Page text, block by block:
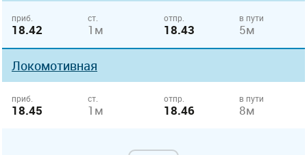
приб.
18.42
ст.
1м
отпр.
18.43
в пути
5м
Локомотивная
приб.
18.45
ст.
1м
отпр.
18.46
в пути
8м